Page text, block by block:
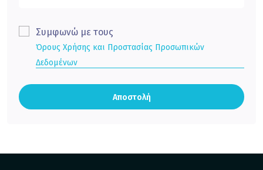
Συμφωνώ με τους
Όρους Χρήσης και Προστασίας Προσωπικών
Δεδομένων
Αποστολή